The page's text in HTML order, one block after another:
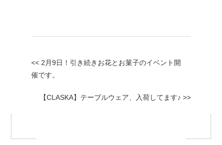
<< 2月9日！引き続きお花とお菓子のイベント開
催です。
【CLASKA】テーブルウェア、入荷してます♪ >>